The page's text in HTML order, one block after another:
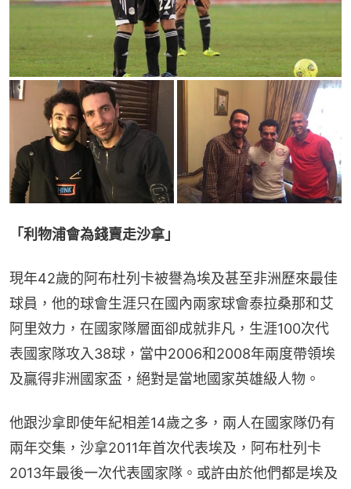
「利物浦會為錢賣走沙拿」
現年42歲的阿布杜列卡被譽為埃及甚至非洲歷來最佳
球員，他的球會生涯只在國內兩家球會泰拉桑那和艾
阿里效力，在國家隊層面卻成就非凡，生涯100次代
表國家隊攻入38球，當中2006和2008年兩度帶領埃
及贏得非洲國家盃，絕對是當地國家英雄級人物。
他跟沙拿即使年紀相差14歲之多，兩人在國家隊仍有
兩年交集，沙拿2011年首次代表埃及，阿布杜列卡
2013年最後一次代表國家隊。或許由於他們都是埃及